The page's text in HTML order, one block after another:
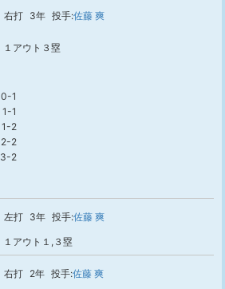
右打 3年 投手:佐藤 爽
１アウト３塁
0-1
1-1
1-2
2-2
3-2
左打 3年 投手:佐藤 爽
１アウト１,３塁
右打 2年 投手:佐藤 爽